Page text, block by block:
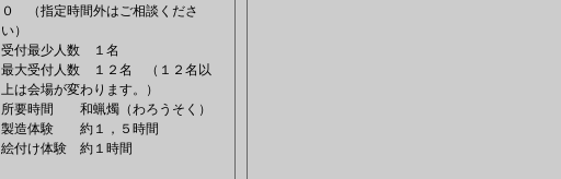
０ （指定時間外はご相談くださ
い）
受付最少人数 １名
最大受付人数 １２名 （１２名以
上は会場が変わります。）
所要時間 和蝋燭（わろうそく）
製造体験 約１，５時間
絵付け体験 約１時間